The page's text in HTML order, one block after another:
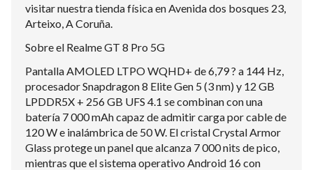
visitar nuestra tienda física en Avenida dos bosques 23,
Arteixo, A Coruña.
Sobre el Realme GT 8 Pro 5G
Pantalla AMOLED LTPO WQHD+ de 6,79 ? a 144 Hz,
procesador Snapdragon 8 Elite Gen 5 (3 nm) y 12 GB
LPDDR5X + 256 GB UFS 4.1 se combinan con una
batería 7 000 mAh capaz de admitir carga por cable de
120 W e inalámbrica de 50 W. El cristal Crystal Armor
Glass protege un panel que alcanza 7 000 nits de pico,
mientras que el sistema operativo Android 16 con